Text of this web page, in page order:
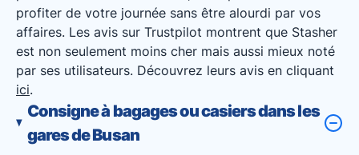
profiter de votre journée sans être alourdi par vos
affaires. Les avis sur Trustpilot montrent que Stasher
est non seulement moins cher mais aussi mieux noté
par ses utilisateurs. Découvrez leurs avis en cliquant
ici.
Consigne à bagages ou casiers dans les
gares de Busan